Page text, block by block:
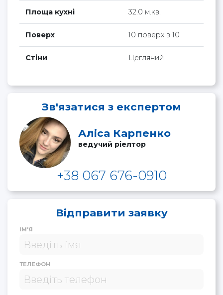
Площа кухні 32.0 м.кв.
Поверх 10 поверх з 10
Стіни Цегляний
Зв'язатися з експертом
Аліса Карпенко
ведучий ріелтор
+38 067 676-0910
Відправити заявку
ІМ'Я
ТЕЛЕФОН